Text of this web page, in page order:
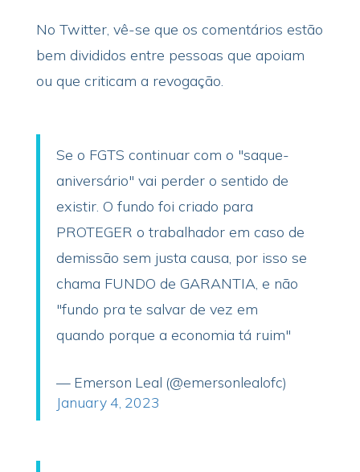
No Twitter, vê-se que os comentários estão
bem divididos entre pessoas que apoiam
ou que criticam a revogação.
Se o FGTS continuar com o "saque-
aniversário" vai perder o sentido de
existir. O fundo foi criado para
PROTEGER o trabalhador em caso de
demissão sem justa causa, por isso se
chama FUNDO de GARANTIA, e não
"fundo pra te salvar de vez em
quando porque a economia tá ruim"
— Emerson Leal (@emersonlealofc)
January 4, 2023